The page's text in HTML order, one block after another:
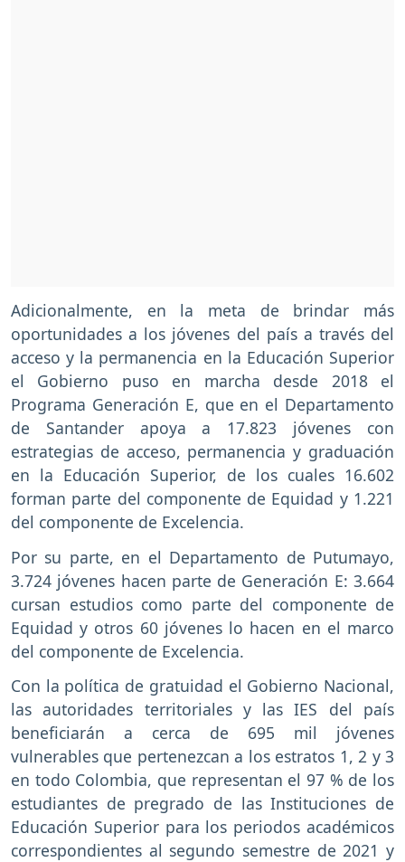
Adicionalmente, en la meta de brindar más
oportunidades a los jóvenes del país a través del
acceso y la permanencia en la Educación Superior
el Gobierno puso en marcha desde 2018 el
Programa Generación E, que en el Departamento
de Santander apoya a 17.823 jóvenes con
estrategias de acceso, permanencia y graduación
en la Educación Superior, de los cuales 16.602
forman parte del componente de Equidad y 1.221
del componente de Excelencia.
Por su parte, en el Departamento de Putumayo,
3.724 jóvenes hacen parte de Generación E: 3.664
cursan estudios como parte del componente de
Equidad y otros 60 jóvenes lo hacen en el marco
del componente de Excelencia.
Con la política de gratuidad el Gobierno Nacional,
las autoridades territoriales y las IES del país
beneficiarán a cerca de 695 mil jóvenes
vulnerables que pertenezcan a los estratos 1, 2 y 3
en todo Colombia, que representan el 97 % de los
estudiantes de pregrado de las Instituciones de
Educación Superior para los periodos académicos
correspondientes al segundo semestre de 2021 y